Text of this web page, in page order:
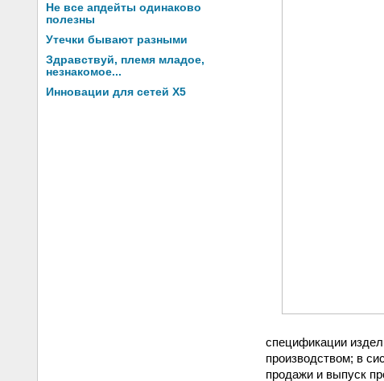
Не все апдейты одинаково
полезны
Утечки бывают разными
Здравствуй, племя младое,
незнакомое...
Инновации для сетей X5
спецификации
производством; в
продажи и выпуск